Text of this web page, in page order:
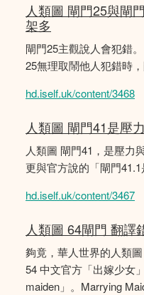
人類圖 閘門25與閘
架多
閘門25主觀說人會犯錯
25無理取鬧他人犯錯時
hd.iself.uk/content/3468
人類圖 閘門41是壓
人類圖 閘門41，是壓力
更與官方說的「閘門41.1
hd.iself.uk/content/3467
人類圖 64閘門 翻譯
夠竟，華人世界的人類
54 中文官方「出嫁少女
maiden」。Marrying